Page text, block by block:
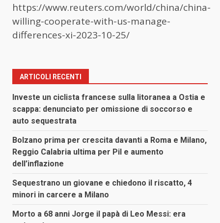
https://www.reuters.com/world/china/china-
willing-cooperate-with-us-manage-
differences-xi-2023-10-25/
ARTICOLI RECENTI
Investe un ciclista francese sulla litoranea a Ostia e
scappa: denunciato per omissione di soccorso e
auto sequestrata
Bolzano prima per crescita davanti a Roma e Milano,
Reggio Calabria ultima per Pil e aumento
dell’inflazione
Sequestrano un giovane e chiedono il riscatto, 4
minori in carcere a Milano
Morto a 68 anni Jorge il papà di Leo Messi: era